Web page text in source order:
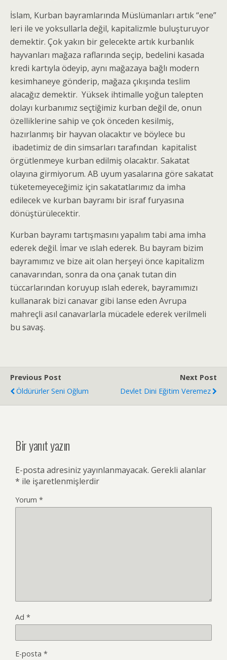
İslam, Kurban bayramlarında Müslümanları artık “ene”
leri ile ve yoksullarla değil, kapitalizmle buluşturuyor
demektir. Çok yakın bir gelecekte artık kurbanlık
hayvanları mağaza raflarında seçip, bedelini kasada
kredi kartıyla ödeyip, aynı mağazaya bağlı modern
kesimhaneye gönderip, mağaza çıkışında teslim
alacağız demektir. Yüksek ihtimalle yoğun talepten
dolayı kurbanımız seçtiğimiz kurban değil de, onun
özelliklerine sahip ve çok önceden kesilmiş,
hazırlanmış bir hayvan olacaktır ve böylece bu
ibadetimiz de din simsarları tarafından kapitalist
örgütlenmeye kurban edilmiş olacaktır. Sakatat
olayına girmiyorum. AB uyum yasalarına göre sakatat
tüketemeyeceğimiz için sakatatlarımız da imha
edilecek ve kurban bayramı bir israf furyasına
dönüştürülecektir.
Kurban bayramı tartışmasını yapalım tabi ama imha
ederek değil. İmar ve ıslah ederek. Bu bayram bizim
bayramımız ve bize ait olan herşeyi önce kapitalizm
canavarından, sonra da ona çanak tutan din
tüccarlarından koruyup ıslah ederek, bayramımızı
kullanarak bizi canavar gibi lanse eden Avrupa
mahreçli asıl canavarlarla mücadele ederek verilmeli
bu savaş.
Previous Post
Öldürürler Seni Oğlum
Next Post
Devlet Dini Eğitim Veremez
Bir yanıt yazın
E-posta adresiniz yayınlanmayacak. Gerekli alanlar
* ile işaretlenmişlerdir
Yorum *
Ad *
E-posta *